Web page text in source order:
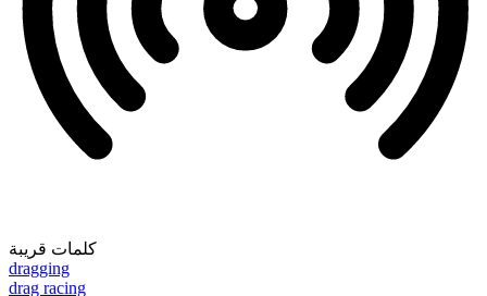
كلمات قريبة
dragging
drag racing